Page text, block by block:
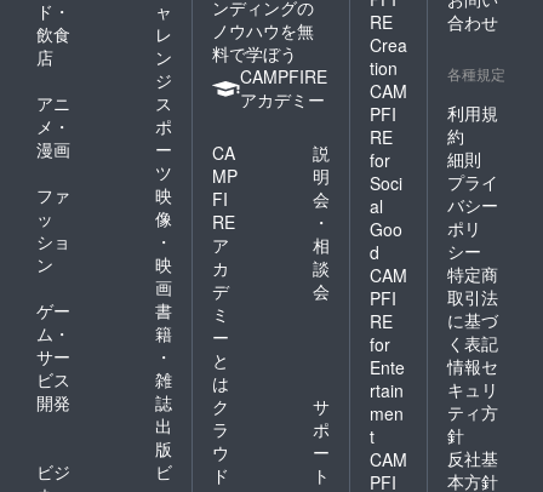
ド・
飲食
店
ャ
レ
ン
ジ
アニ
メ・
漫画
ス
ポ
ー
ツ
ファ
ッ
ショ
ン
映
像
・
映
画
ゲー
ム・
サー
ビス
開発
書
籍
・
雑
誌
出
版
ビジ
ビ
ンディングの
ノウハウを無
料で学ぼう
CAMPFIRE
アカデミー
CA
MP
FI
RE
ア
カ
デ
ミ
ー
と
は
説
明
会
・
相
談
会
ク
ラ
ウ
ド
サ
ポ
ー
ト
RE
Crea
tion
CAM
PFI
RE
for
Soci
al
Goo
d
CAM
PFI
RE
for
Ente
rtain
men
t
CAM
PFI
合わせ
各種規定
利用規
約
細則
プライ
バシー
ポリ
シー
特定商
取引法
に基づ
く表記
情報セ
キュリ
ティ方
針
反社基
本方針